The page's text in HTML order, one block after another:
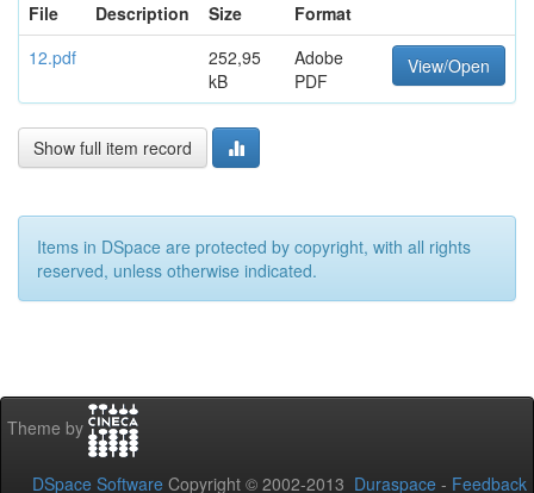
File
Description Size
Format
12.pdf
252,95
kB
Adobe
PDF
View/Open
Show full item record
Items in DSpace are protected by copyright, with all rights
reserved, unless otherwise indicated.
Theme by
DSpace Software Copyright © 2002-2013 Duraspace - Feedback